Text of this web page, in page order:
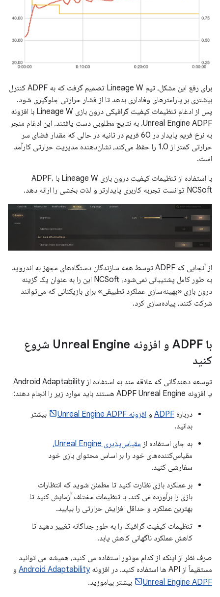
برای رفع این مشکل، تیم Lineage W تصمیم گرفت که به ADPF کنترل
بیشتری بر پارامترهای وفاداری بدهد تا از فشار حرارتی جلوگیری شود.
پس از ادغام تنظیمات کیفیت گرافیکی درون بازی Lineage W با افزونه
Unreal Engine ADPF، به نتایج مطلوبی دست یافتند. این ادغام منجر
به نرخ فریم پایدار در 60 فریم در ثانیه در حالی که مقدار فضای سر
حرارتی کمتر از 1.0 را حفظ می‌کند، نشان‌دهنده مدیریت حرارتی کارآمد
است.
با استفاده از تنظیمات کیفیت درون بازی Lineage W با ADPF،
NCSoft توانست تجربه کاربری پایدارتر و لذت بخشی را ارائه دهد.
از آنجایی که ADPF توسط همه سازندگان دستگاه‌های مجهز به اندروید
به طور کامل پشتیبانی نمی‌شود، NCSoft این را به عنوان یک گزینه
درون بازی «بهینه‌سازی عملکرد تطبیقی» برای بازیکنانی که می‌توانند
شرکت کنند، پیاده‌سازی کرد.
با ADPF و افزونه Unreal Engine شروع
کنید
توسعه دهندگانی که علاقه مند به استفاده از Android Adaptability
یا افزونه ADPF Unreal Engine هستند باید موارد زیر را انجام دهند:
درباره ADPF و افزونه Unreal Engine ADPF
بیشتر
بدانید.
به جای استفاده از مقیاس‌پذیری Unreal Engine،
مقیاس‌کننده‌های خود را بر اساس محتوای بازی خود
سفارشی کنید.
بر عملکرد بازی نظارت کنید تا مطمئن شوید که انتظارات
بازی را برآورده می کند. با تنظیمات مختلف آزمایش کنید تا
بهترین عملکرد و حداقل افزایش حرارتی را بیابید.
تنظیمات کیفیت گرافیک را به طور جداگانه تغییر دهید تا
کاهش عملکرد ناگهانی کاهش یابد.
صرف نظر از اینکه از کدام موتور استفاده می کنید، همیشه می توانید
مستقیماً از API ها استفاده کنید. در افزونه
Android Adaptability و
Unreal Engine ADPF
بیشتر بیاموزید.